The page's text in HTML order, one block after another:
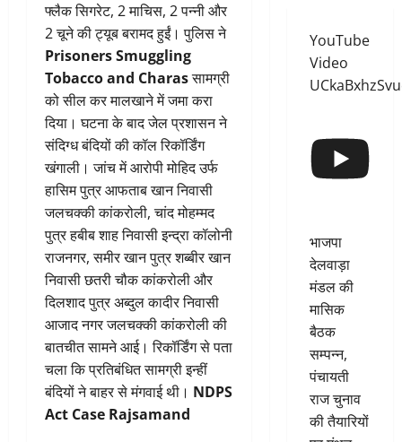
फ्लैक सिगरेट, 2 माचिस, 2 पन्नी और
2 चूने की ट्यूब बरामद हुईं। पुलिस ने
Prisoners Smuggling
Tobacco and Charasसामग्री
को सील कर मालखाने में जमा करा
दिया। घटना के बाद जेल प्रशासन ने
संदिग्ध बंदियों की कॉल रिकॉर्डिंग
खंगाली। जांच में आरोपी मोहिद उर्फ
हासिम पुत्र आफताब खान निवासी
जलचक्की कांकरोली, चांद मोहम्मद
पुत्र हबीब शाह निवासी इन्द्रा कॉलोनी
राजनगर, समीर खान पुत्र शब्बीर खान
निवासी छतरी चौक कांकरोली और
दिलशाद पुत्र अब्दुल कादीर निवासी
आजाद नगर जलचक्की कांकरोली की
बातचीत सामने आई। रिकॉर्डिंग से पता
चला कि प्रतिबंधित सामग्री इन्हीं
बंदियों ने बाहर से मंगवाई थी। NDPS
Act Case Rajsamand
YouTube
Video
भाजपा
देलवाड़ा
मंडल की
मासिक
बैठक
सम्पन्न,
पंचायती
राज चुनाव
की तैयारियों